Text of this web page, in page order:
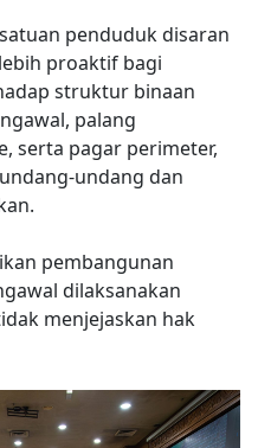
penduduk disaran
proaktif bagi
struktur binaan
palang
serta pagar perimeter,
undang dan
pembangunan
dilaksanakan
menjejaskan hak